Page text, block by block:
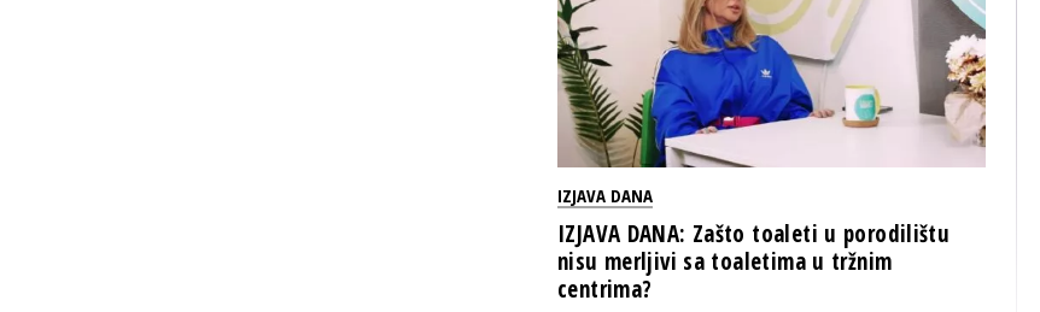
IZJAVA DANA
IZJAVA DANA: Zašto toaleti u porodilištu
nisu merljivi sa toaletima u tržnim
centrima?